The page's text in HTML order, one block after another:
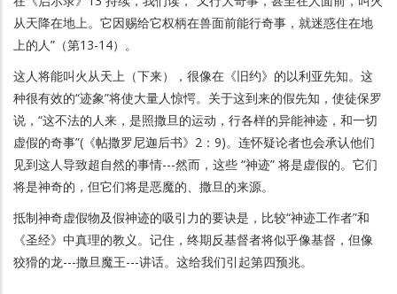
从天降在地上。它因赐给它权柄在兽面前能行奇事，就迷惑住在地
上的人”（第13-14）。
这人将能叫火从天上（下来），很像在《旧约》的以利亚先知。这
种很有效的“迹象”将使大量人惊愕。关于这到来的假先知，使徒保罗
说，“这不法的人来，是照撒旦的运动，行各样的异能神迹，和一切
虚假的奇事”(《帖撒罗尼迦后书》2：9)。连怀疑论者也会承认他们
见到这人导致超自然的事情---然而，这些 “神迹” 将是虚假的。它们
将是神奇的，但它们将是恶魔的、撒旦的来源。
抵制神奇虚假物及假神迹的吸引力的要诀是，比较“神迹工作者”和
《圣经》中真理的教义。记住，终期反基督者将似乎像基督，但像
狡猾的龙---撒旦魔王---讲话。这给我们引起第四预兆。